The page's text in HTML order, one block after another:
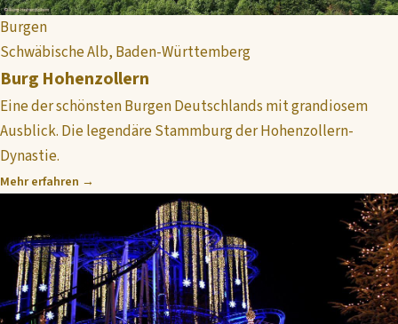
Burgen
Schwäbische Alb, Baden-Württemberg
Burg Hohenzollern
Eine der schönsten Burgen Deutschlands mit grandiosem
Ausblick. Die legendäre Stammburg der Hohenzollern-
Dynastie.
Mehr erfahren →